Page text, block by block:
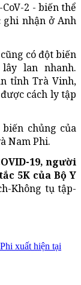
2 - biến thể
ghi nhận ở Anh
có đột biến
lan nhanh.
tỉnh Trà Vinh,
cách ly tập
chủng của
Nam Phi.
19, người
5K của Bộ Y
Không tụ tập-
xuất hiện tại